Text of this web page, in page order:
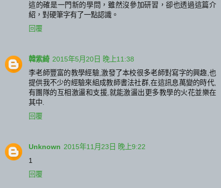
這的確是一門新的學問，雖然沒參加研習，卻也透過這篇介
紹，對硬筆字有了一點認識。
回覆
韓紫綺 2015年5月20日 晚上11:38
李老師豐富的教學經驗,激發了本校很多老師對寫字的興趣,也
提供我不少的經驗來組成教師書法社群,在這訊息萬變的時代,
有團隊的互相激盪和支援,就能激盪出更多教學的火花並樂在
其中.
回覆
Unknown 2015年11月23日 晚上9:22
1
回覆